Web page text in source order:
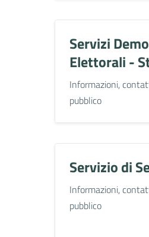
Servizi
Elettorali -
Informazioni,
pubblico
Servizio di
Informazioni,
pubblico